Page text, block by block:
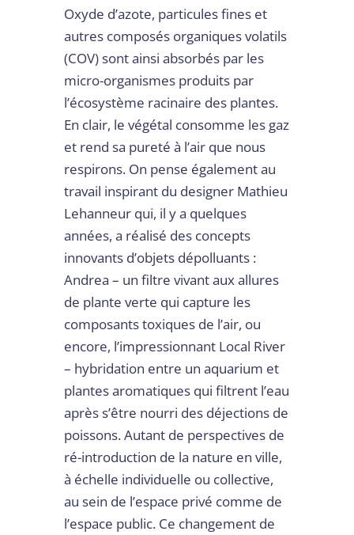
Oxyde d’azote, particules fines et
autres composés organiques volatils
(COV) sont ainsi absorbés par les
micro-organismes produits par
l’écosystème racinaire des plantes.
En clair, le végétal consomme les gaz
et rend sa pureté à l’air que nous
respirons. On pense également au
travail inspirant du designer Mathieu
Lehanneur qui, il y a quelques
années, a réalisé des concepts
innovants d’objets dépolluants :
Andrea – un filtre vivant aux allures
de plante verte qui capture les
composants toxiques de l’air, ou
encore, l’impressionnant Local River
– hybridation entre un aquarium et
plantes aromatiques qui filtrent l’eau
après s’être nourri des déjections de
poissons. Autant de perspectives de
ré-introduction de la nature en ville,
à échelle individuelle ou collective,
au sein de l’espace privé comme de
l’espace public. Ce changement de